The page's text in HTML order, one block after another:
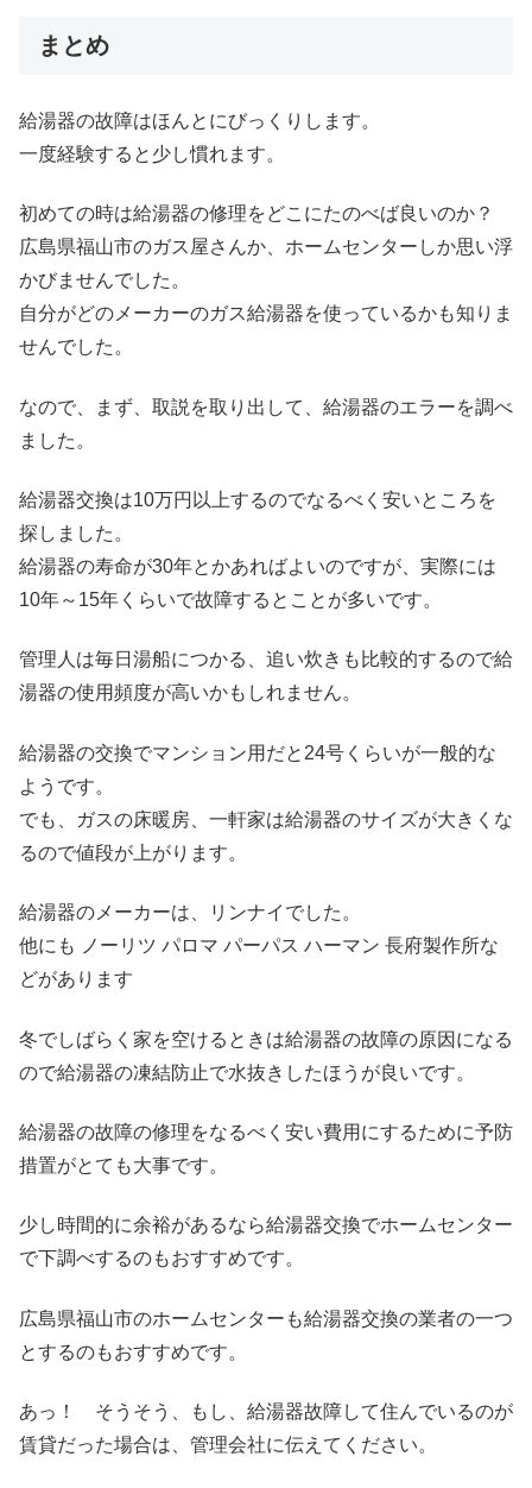
まとめ
給湯器の故障はほんとにびっくりします。
一度経験すると少し慣れます。
初めての時は給湯器の修理をどこにたのべば良いのか？
広島県福山市のガス屋さんか、ホームセンターしか思い浮
かびませんでした。
自分がどのメーカーのガス給湯器を使っているかも知りま
せんでした。
なので、まず、取説を取り出して、給湯器のエラーを調べ
ました。
給湯器交換は10万円以上するのでなるべく安いところを
探しました。
給湯器の寿命が30年とかあればよいのですが、実際には
10年～15年くらいで故障するとことが多いです。
管理人は毎日湯船につかる、追い炊きも比較的するので給
湯器の使用頻度が高いかもしれません。
給湯器の交換でマンション用だと24号くらいが一般的な
ようです。
でも、ガスの床暖房、一軒家は給湯器のサイズが大きくな
るので値段が上がります。
給湯器のメーカーは、リンナイでした。
他にも ノーリツ パロマ パーパス ハーマン 長府製作所な
どがあります
冬でしばらく家を空けるときは給湯器の故障の原因になる
ので給湯器の凍結防止で水抜きしたほうが良いです。
給湯器の故障の修理をなるべく安い費用にするために予防
措置がとても大事です。
少し時間的に余裕があるなら給湯器交換でホームセンター
で下調べするのもおすすめです。
広島県福山市のホームセンターも給湯器交換の業者の一つ
とするのもおすすめです。
あっ！ そうそう、もし、給湯器故障して住んでいるのが
賃貸だった場合は、管理会社に伝えてください。